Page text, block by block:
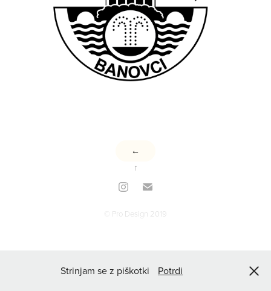
←
↑
© Pro Design 2019
Strinjam se z piškotki Potrdi